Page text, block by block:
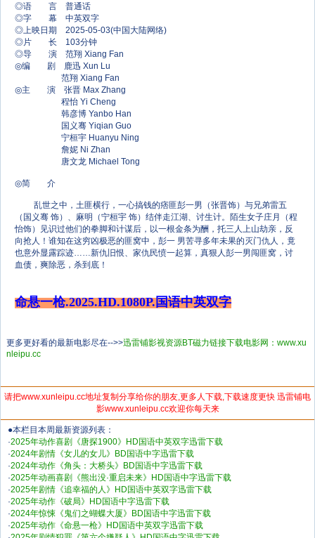
◎语 言 普通话
◎字 幕 中英双字
◎上映日期 2025-05-03(中国大陆网络)
◎片 长 103分钟
◎导 演 范翔 Xiang Fan
◎编 剧 鹿迅 Xun Lu
范翔 Xiang Fan
◎主 演 张晋 Max Zhang
程怡 Yi Cheng
韩彦博 Yanbo Han
国义骞 Yiqian Guo
宁桓宇 Huanyu Ning
詹妮 Ni Zhan
唐文龙 Michael Tong
◎简 介
乱世之中，土匪横行，一心搞钱的痞匪彭一男（张晋饰）与兄弟雷五
（国义骞 饰）、麻明（宁桓宇 饰）结伴走江湖、讨生计。陌生女子庄月（程
怡饰）见识过他们的拳脚和计谋后，以一根金条为酬，托三人上山劫亲，反
向抢人！谁知在这穷凶极恶的匪窝中，彭一 男苦寻多年未果的灭门仇人，竟
也意外显露踪迹……新仇旧恨、家仇民愤一起算，真狠人彭一男闯匪窝，讨
血债，爽除恶，杀到底！
命悬一枪.2025.HD.1080P.国语中英双字
更多更好看的最新电影尽在-->>迅雷铺影视资源BT磁力链接下载电影网：www.xu
nleipu.cc
请把www.xunleipu.cc地址复制分享给你的朋友,更多人下载,下载速度更快 迅雷铺电
影www.xunleipu.cc欢迎你每天来
●本栏目本周最新资源列表：
·2025年动作喜剧《唐探1900》HD国语中英双字迅雷下载
·2024年剧情《女儿的女儿》BD国语中字迅雷下载
·2024年动作《角头：大桥头》BD国语中字迅雷下载
·2025年动画喜剧《熊出没·重启未来》HD国语中字迅雷下载
·2025年剧情《追幸福的人》HD国语中英双字迅雷下载
·2025年动作《破局》HD国语中字迅雷下载
·2024年惊悚《鬼们之蝴蝶大厦》BD国语中字迅雷下载
·2025年动作《命悬一枪》HD国语中英双字迅雷下载